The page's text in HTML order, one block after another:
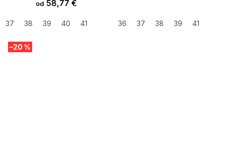
od 58,77 €
37 38 39 40 41 36 37 38 39 41
–20 %